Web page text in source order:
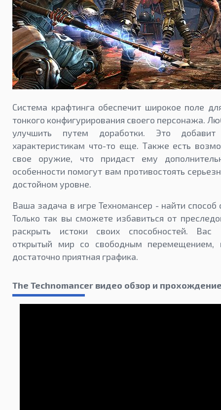
Система крафтинга обеспечит широкое поле
тонкого конфигурирования своего персонажа.
улучшить путем доработки. Это
характеристикам что-то еще. Также есть
свое оружие, что придаст ему
особенности помогут вам противостоять
достойном уровне.
Ваша задача в игре Техномансер - найти способ
Только так вы сможете избавиться от
раскрыть истоки своих способностей. Вас
открытый мир со свободным перемещением,
достаточно приятная графика.
The Technomancer видео обзор и